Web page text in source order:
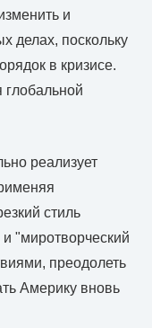
и
делах, поскольку
в кризисе.
реализует
стиль
"миротворческий
преодолеть
Америку вновь